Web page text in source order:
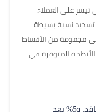
تيسر على العملاء
تسديد نسبة بسيطة
مجموعة من الأقساط
المتوفرة في
بمقدم 5% يتم دفعه عند التعاقد، و5% بعد